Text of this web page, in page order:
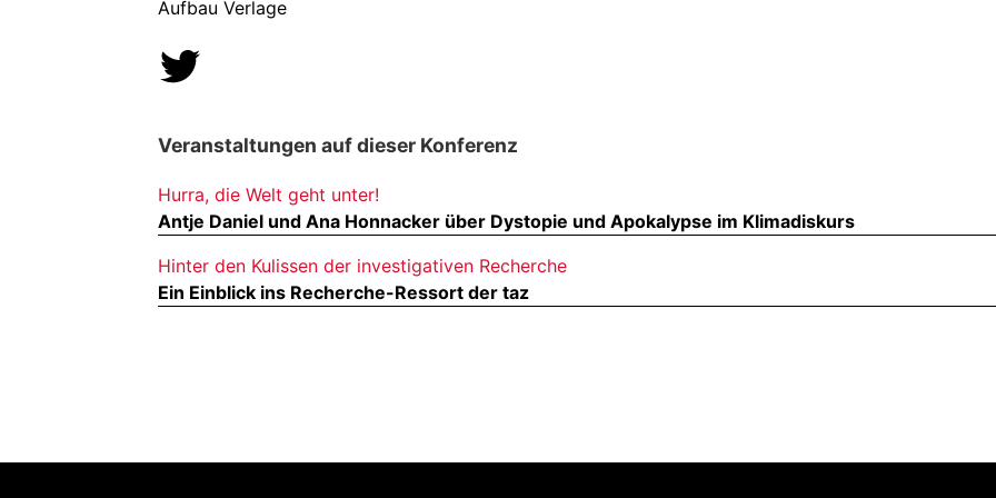
Aufbau Verlage
Veranstaltungen auf dieser Konferenz
Hurra, die Welt geht unter!
Antje Daniel und Ana Honnacker über Dystopie und Apokalypse im Klimadiskurs
Hinter den Kulissen der investigativen Recherche
Ein Einblick ins Recherche-Ressort der taz